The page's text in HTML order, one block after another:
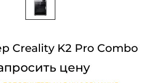
Creality K2 Pro Combo
цену